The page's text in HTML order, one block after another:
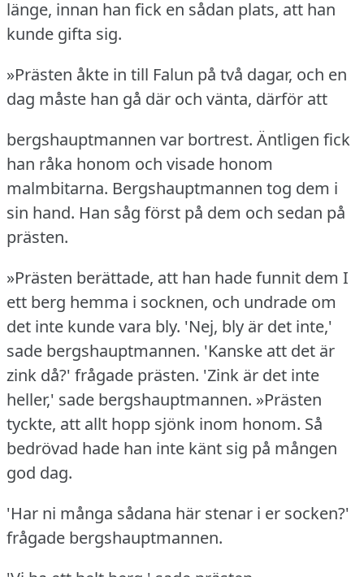
länge, innan han fick en sådan plats, att han
kunde gifta sig.
»Prästen åkte in till Falun på två dagar, och en
dag måste han gå där och vänta, därför att
bergshauptmannen var bortrest. Äntligen fick
han råka honom och visade honom
malmbitarna. Bergshauptmannen tog dem i
sin hand. Han såg först på dem och sedan på
prästen.
»Prästen berättade, att han hade funnit dem I
ett berg hemma i socknen, och undrade om
det inte kunde vara bly. 'Nej, bly är det inte,'
sade bergshauptmannen. 'Kanske att det är
zink då?' frågade prästen. 'Zink är det inte
heller,' sade bergshauptmannen. »Prästen
tyckte, att allt hopp sjönk inom honom. Så
bedrövad hade han inte känt sig på mången
god dag.
'Har ni många sådana här stenar i er socken?'
frågade bergshauptmannen.